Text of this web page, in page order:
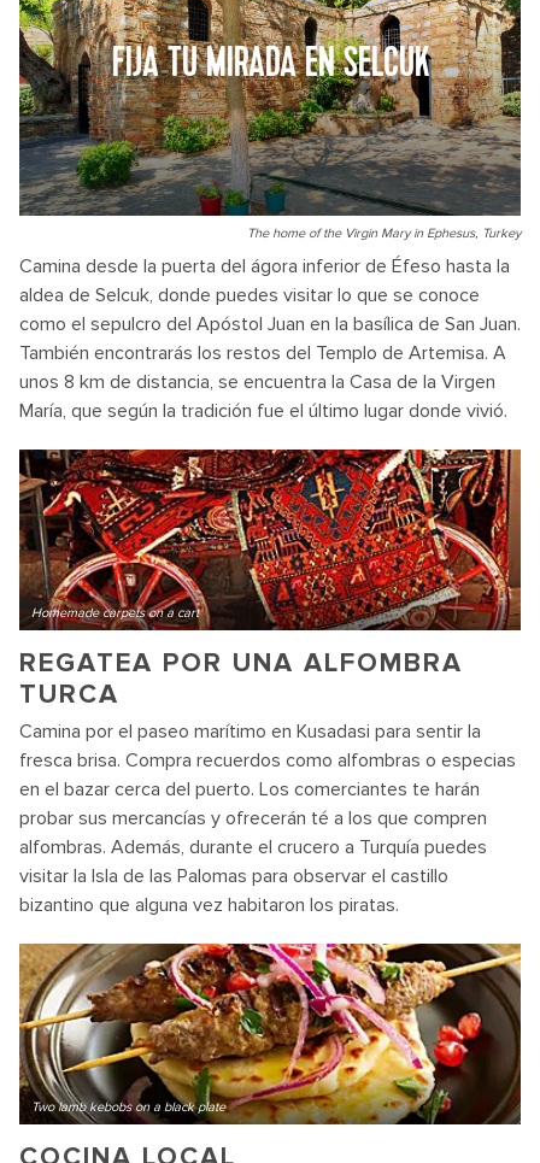
FIJA TU MIRADA EN SELCUK
The home of the Virgin Mary in Ephesus, Turkey
Camina desde la puerta del ágora inferior de Éfeso hasta la
aldea de Selcuk, donde puedes visitar lo que se conoce
como el sepulcro del Apóstol Juan en la basílica de San Juan.
También encontrarás los restos del Templo de Artemisa. A
unos 8 km de distancia, se encuentra la Casa de la Virgen
María, que según la tradición fue el último lugar donde vivió.
Homemade carpets on a cart
REGATEA POR UNA ALFOMBRA
TURCA
Camina por el paseo marítimo en Kusadasi para sentir la
fresca brisa. Compra recuerdos como alfombras o especias
en el bazar cerca del puerto. Los comerciantes te harán
probar sus mercancías y ofrecerán té a los que compren
alfombras. Además, durante el crucero a Turquía puedes
visitar la Isla de las Palomas para observar el castillo
bizantino que alguna vez habitaron los piratas.
Two lamb kebobs on a black plate